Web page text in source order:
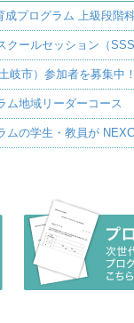
プログラム 上級段階
クールセッション（
岐市）参加者を募集中
ム地域リーダーコー
ムの学生・教員が